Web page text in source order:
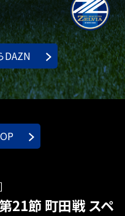
DAZN
21節 町田戦 スペ